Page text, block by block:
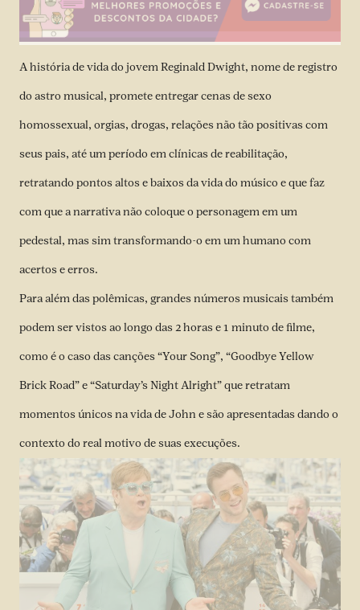
A história de vida do jovem Reginald Dwight, nome de registro
do astro musical, promete entregar cenas de sexo
homossexual, orgias, drogas, relações não tão positivas com
seus pais, até um período em clínicas de reabilitação,
retratando pontos altos e baixos da vida do músico e que faz
com que a narrativa não coloque o personagem em um
pedestal, mas sim transformando-o em um humano com
acertos e erros.
Para além das polêmicas, grandes números musicais também
podem ser vistos ao longo das 2 horas e 1 minuto de filme,
como é o caso das canções “Your Song”, “Goodbye Yellow
Brick Road” e “Saturday’s Night Alright” que retratam
momentos únicos na vida de John e são apresentadas dando o
contexto do real motivo de suas execuções.